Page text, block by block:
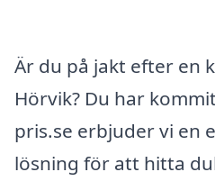
Är du på jakt efter en
Hörvik? Du har
pris.se erbjuder vi en
lösning för att hitta